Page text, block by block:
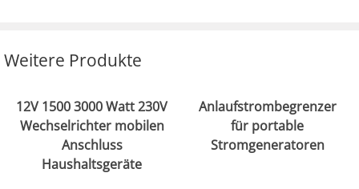
Weitere Produkte
12V 1500 3000 Watt 230V
Wechselrichter mobilen
Anschluss
Haushaltsgeräte
Anlaufstrombegrenzer
für portable
Stromgeneratoren